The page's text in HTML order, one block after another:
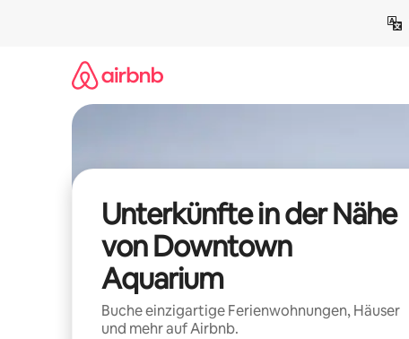
Unterkünfte in der Nähe
von Downtown
Aquarium
Buche einzigartige Ferienwohnungen, Häuser
und mehr auf Airbnb.